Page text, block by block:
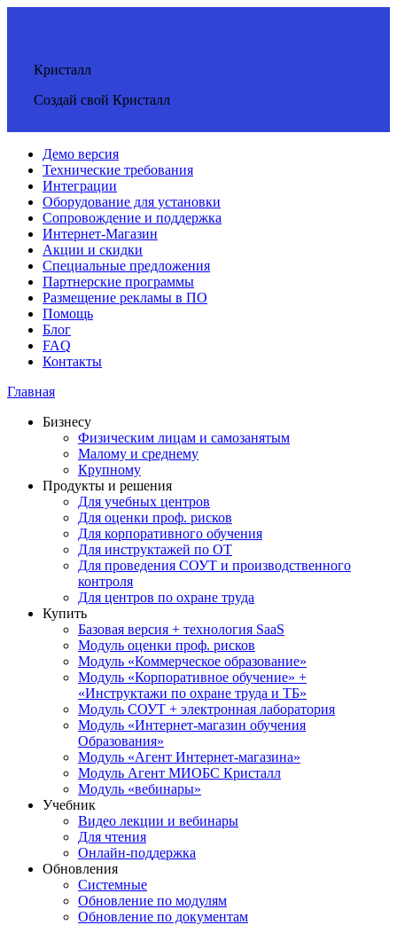
Кристалл
Создай свой Кристалл
Демо версия
Технические требования
Интеграции
Оборудование для установки
Сопровождение и поддержка
Интернет-Магазин
Акции и скидки
Специальные предложения
Партнерские программы
Размещение рекламы в ПО
Помощь
Блог
FAQ
Контакты
Главная
Бизнесу
Физическим лицам и самозанятым
Малому и среднему
Крупному
Продукты и решения
Для учебных центров
Для оценки проф. рисков
Для корпоративного обучения
Для инструктажей по ОТ
Для проведения СОУТ и производственного
контроля
Для центров по охране труда
Купить
Базовая версия + технология SaaS
Модуль оценки проф. рисков
Модуль «Коммерческое образование»
Модуль «Корпоративное обучение» +
«Инструктажи по охране труда и ТБ»
Модуль СОУТ + электронная лаборатория
Модуль «Интернет-магазин обучения
Образования»
Модуль «Агент Интернет-магазина»
Модуль Агент МИОБС Кристалл
Модуль «вебинары»
Учебник
Видео лекции и вебинары
Для чтения
Онлайн-поддержка
Обновления
Системные
Обновление по модулям
Обновление по документам